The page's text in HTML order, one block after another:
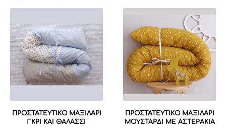
ΠΡΟΣΤΑΤΕΥΤΙΚΟ ΜΑΞΙΛΑΡΙ
ΓΚΡΙ ΚΑΙ ΘΑΛΑΣΣΙ
ΠΡΟΣΤΑΤΕΥΤΙΚΟ MAΞΙΛΑΡΙ
ΜΟΥΣΤΑΡΔΙ ΜΕ ΑΣΤΕΡΑΚΙΑ